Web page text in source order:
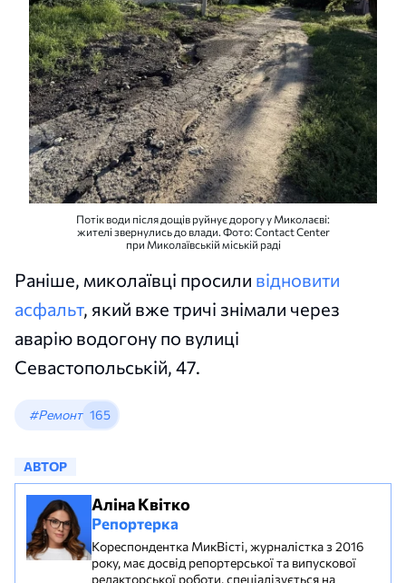
Потік води після дощів руйнує дорогу у Миколаєві:
жителі звернулись до влади. Фото: Contact Center
при Миколаївській міській раді
Раніше, миколаївці просили відновити
асфальт, який вже тричі знімали через
аварію водогону по вулиці
Севастопольській, 47.
#Ремонт 165
АВТОР
Аліна Квітко
Репортерка
Кореспондентка МикВісті, журналістка з 2016
року, має досвід репортерської та випускової
редакторської роботи, спеціалізується на